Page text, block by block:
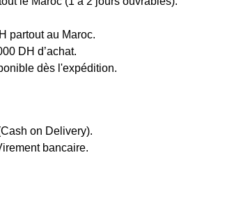
partout au Maroc.
DH d’achat.
dès l'expédition.
on Delivery).
bancaire.